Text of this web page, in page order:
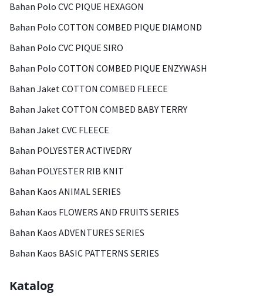
Bahan Polo CVC PIQUE HEXAGON
Bahan Polo COTTON COMBED PIQUE DIAMOND
Bahan Polo CVC PIQUE SIRO
Bahan Polo COTTON COMBED PIQUE ENZYWASH
Bahan Jaket COTTON COMBED FLEECE
Bahan Jaket COTTON COMBED BABY TERRY
Bahan Jaket CVC FLEECE
Bahan POLYESTER ACTIVEDRY
Bahan POLYESTER RIB KNIT
Bahan Kaos ANIMAL SERIES
Bahan Kaos FLOWERS AND FRUITS SERIES
Bahan Kaos ADVENTURES SERIES
Bahan Kaos BASIC PATTERNS SERIES
Katalog